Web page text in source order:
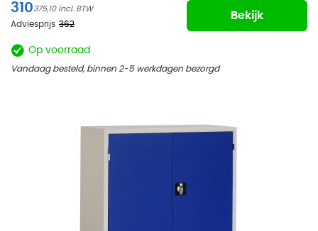
310375,10
Adviesprijs 362
Bekijk
Op voorraad
Vandaag besteld, binnen 2-5 werkdagen bezorgd